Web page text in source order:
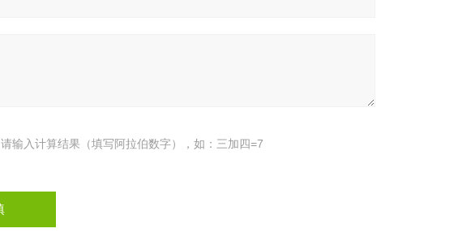
请输入计算结果（填写阿拉伯数字），如：三加四=7